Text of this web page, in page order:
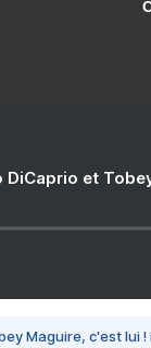
DiCaprio et
Maguire, c'est lui